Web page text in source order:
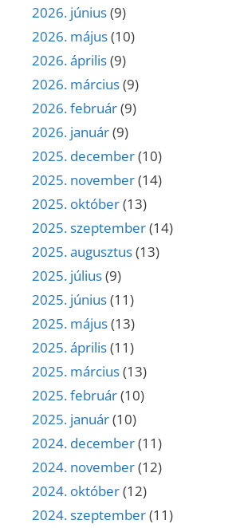
2026. június(9)
2026. május(10)
2026. április(9)
2026. március(9)
2026. február(9)
2026. január(9)
2025. december(10)
2025. november(14)
2025. október(13)
2025. szeptember(14)
2025. augusztus(13)
2025. július(9)
2025. június(11)
2025. május(13)
2025. április(11)
2025. március(13)
2025. február(10)
2025. január(10)
2024. december(11)
2024. november(12)
2024. október(12)
2024. szeptember(11)